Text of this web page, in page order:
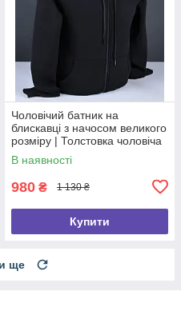
Чоловічий батник на
блискавці з начосом великого
розміру | Толстовка чоловіча
на флісі чорна Туреччина
6120 Б
В наявності
980 ₴ 1 130 ₴
Купити
ще